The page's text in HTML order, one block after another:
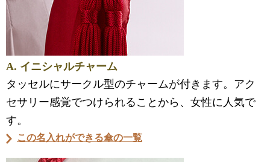
A. イニシャルチャーム
タッセルにサークル型のチャームが付きます。アク
セサリー感覚でつけられることから、女性に人気で
す。
この名入れができる傘の一覧